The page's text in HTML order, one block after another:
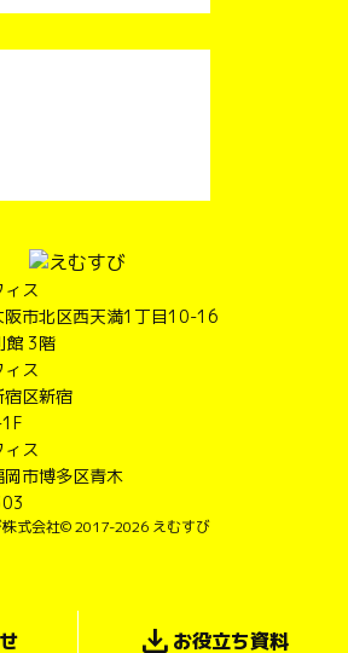
ィス
阪市北区西天満1丁目10-16
館 3階
ィス
宿区新宿
ス
市博多区青木
式会社© 2017-2026 えむすび
download お役立ち資料